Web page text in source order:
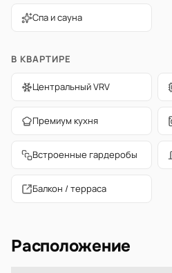
Спа и сауна
В КВАРТИРЕ
Центральный VRV
Премиум кухня
Встроенные гардеробы
Балкон / терраса
Расположение